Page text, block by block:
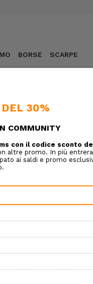
BORSE SCARPE
CLIENTE?
un account con noi e sarai
Completare gli acquisti più